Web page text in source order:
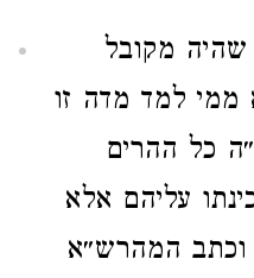
מקובל
ממי למד מדה זו
כל ההרים
עליהם אלא
וכתב המהרש״א